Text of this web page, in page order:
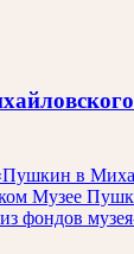
в
Музее
фондов